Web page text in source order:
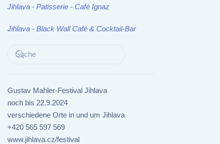
Jihlava - Patisserie - Café Ignaz
Jihlava - Black Wall Café & Cocktail-Bar
Gustav Mahler-Festival Jihlava
noch bis 22.9.2024
verschiedene Orte in und um Jihlava
+420 565 597 569
www.jihlava.cz/festival